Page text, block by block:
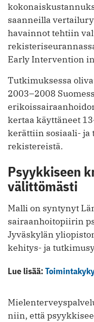
saanneilla
havainnot tehtiin
Early Intervention
Tutkimuksessa
2003–2008
kertaa käyttäneet
kerättiin sosiaali- ja
rekistereistä.
Psyykkiseen
välittömästi
Malli on syntynyt
sairaanhoitopiirin
Jyväskylän
kehitys- ja
Lue lisää:
niin, että